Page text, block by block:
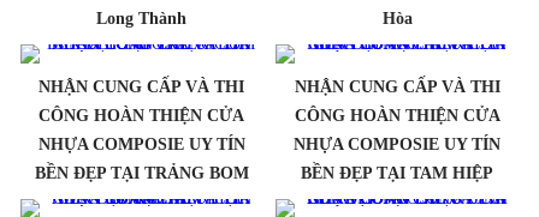
Long Thành
Hòa
NHẬN CUNG CẤP VÀ THI
CÔNG HOÀN THIỆN CỬA
NHỰA COMPOSIE UY TÍN
BỀN ĐẸP TẠI TRẢNG BOM
NHẬN CUNG CẤP VÀ THI
CÔNG HOÀN THIỆN CỬA
NHỰA COMPOSIE UY TÍN
BỀN ĐẸP TẠI TAM HIỆP